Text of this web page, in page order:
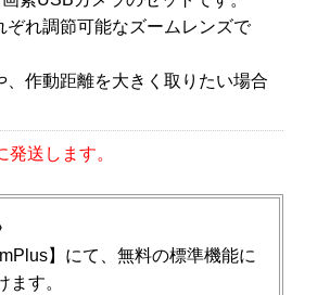
れ調節可能なズームレンズで
作動距離を大きく取りたい場合
送します。
】にて、無料の標準機能に
す。